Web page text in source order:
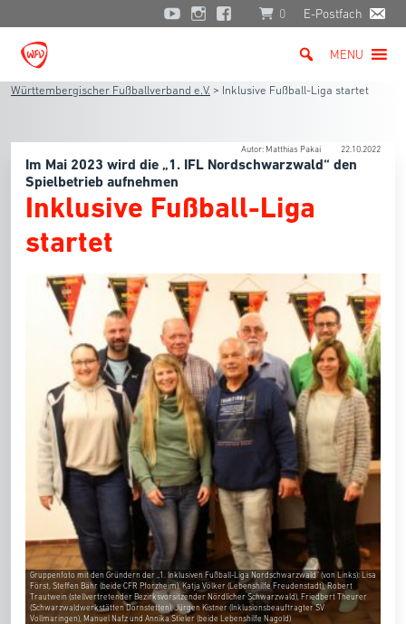
0 E-Postfach
MENU
Württembergischer Fußballverband e.V. > Inklusive Fußball-Liga startet
Autor: Matthias Pakai 22.10.2022
Im Mai 2023 wird die „1. IFL Nordschwarzwald“ den
Spielbetrieb aufnehmen
Inklusive Fußball-Liga
startet
Gruppenfoto mit den Gründern der „1. Inklusiven Fußball-Liga Nordschwarzwald“ (von Links): Lisa
Först, Steffen Bähr (beide CFR Pforzheim), Katja Völker (Lebenshilfe Freudenstadt), Robert
Trautwein (stellvertretender Bezirksvorsitzender Nördlicher Schwarzwald), Friedbert Theurer
(Schwarzwaldwerkstätten Dornstetten), Jürgen Kistner (Inklusionsbeauftragter SV
Vollmaringen), Manuel Nafz und Annika Stieler (beide Lebenshilfe Nagold)